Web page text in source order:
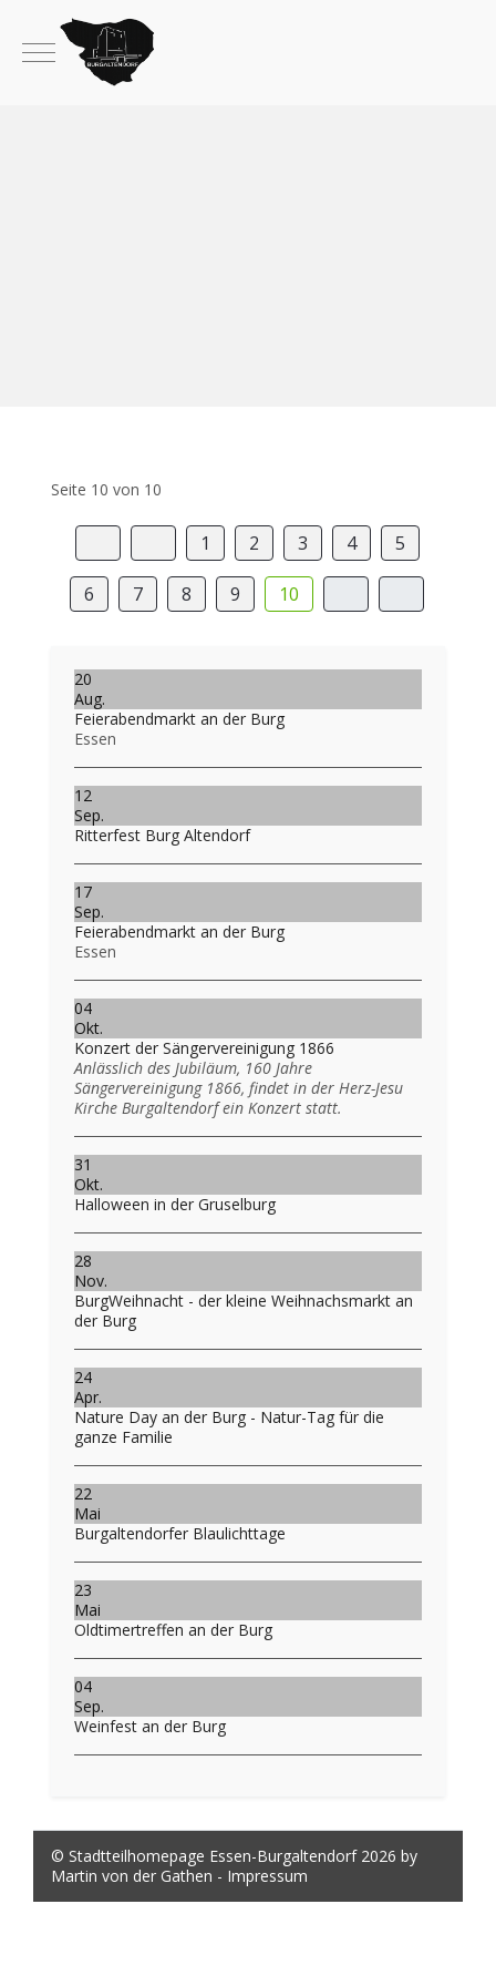
Mobile Menu Toggle
Seite 10 von 10
1 2 3 4 5
6 7 8 9 10
20
Aug.
Feierabendmarkt an der Burg
Essen
12
Sep.
Ritterfest Burg Altendorf
17
Sep.
Feierabendmarkt an der Burg
Essen
04
Okt.
Konzert der Sängervereinigung 1866
Anlässlich des Jubiläum, 160 Jahre
Sängervereinigung 1866, findet in der Herz-Jesu
Kirche Burgaltendorf ein Konzert statt.
31
Okt.
Halloween in der Gruselburg
28
Nov.
BurgWeihnacht - der kleine Weihnachsmarkt an
der Burg
24
Apr.
Nature Day an der Burg - Natur-Tag für die
ganze Familie
22
Mai
Burgaltendorfer Blaulichttage
23
Mai
Oldtimertreffen an der Burg
04
Sep.
Weinfest an der Burg
© Stadtteilhomepage Essen-Burgaltendorf 2026 by
Martin von der Gathen - Impressum